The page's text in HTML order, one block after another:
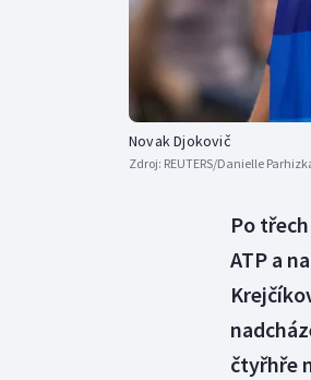
Novak Djokovič
Zdroj: REUTERS/Danielle
Po
ATP a
čtyřhře